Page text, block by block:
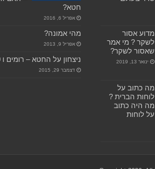
מדוע אסור
לשקר ? מי אמר
שאסור לשקר?
ינואר 13, 2019
מה כתוב על
לוחות הברית ?
מה היה כתוב
על לוחות
חטא?
אפריל 6, 2016
מהי אמונה?
אפריל 9, 2013
ניצחון על החטא – רומים ו 1-19
דצמבר 29, 2015